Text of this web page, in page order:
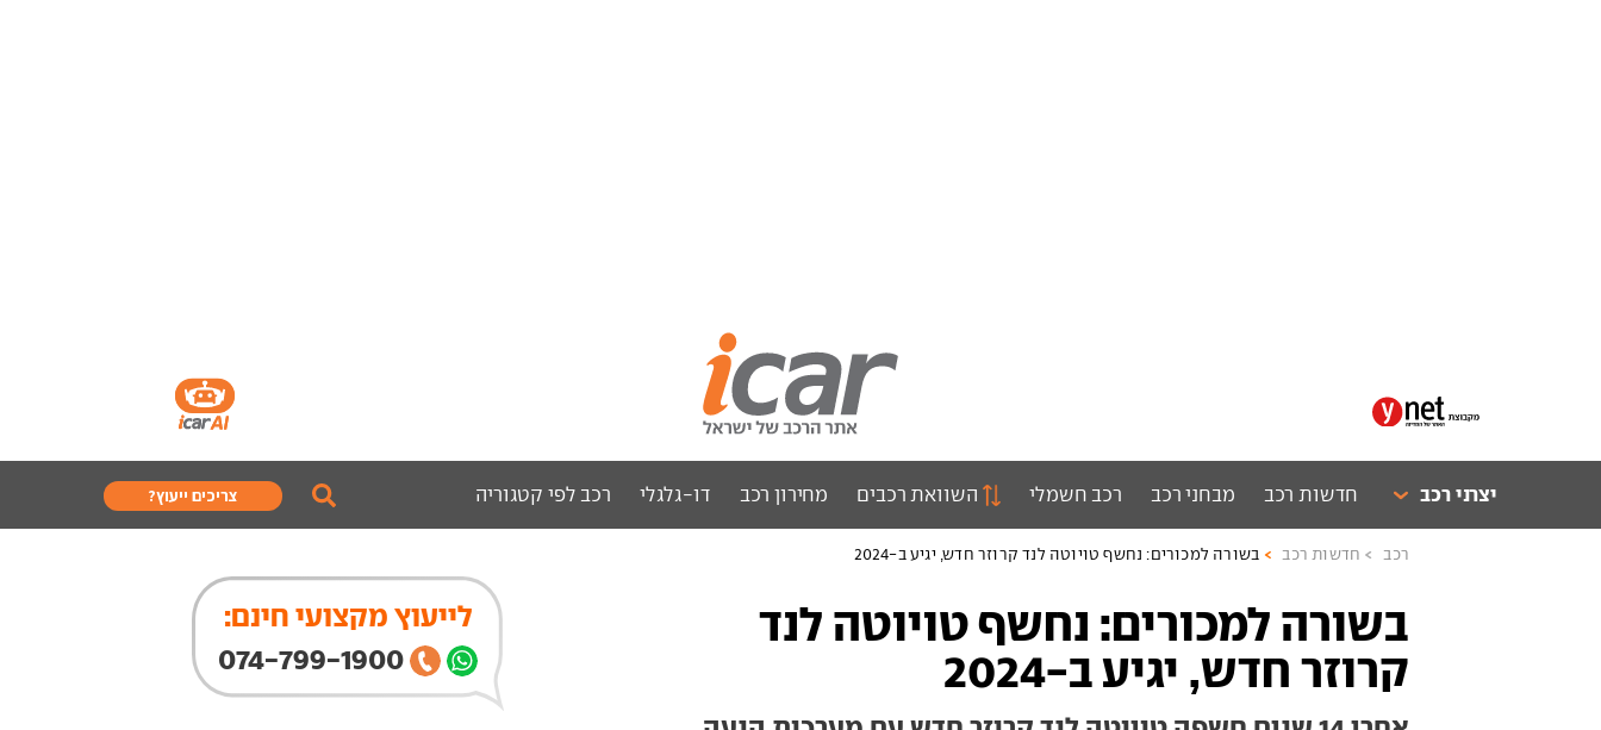
יצרני רכב חדשות רכב מבחני רכב רכב חשמלי השוואת רכבים מחירון רכב דו-גלגלי רכב לפי קטגוריה צריכים ייעוץ?
רכב חדשות רכב בשורה למכורים: נחשף טויוטה לנד קרוזר חדש, יגיע ב-2024
בשורה למכורים: נחשף טויוטה לנד
קרוזר חדש, יגיע ב-2024
לייעוץ מקצועי חינם:
074-799-1900